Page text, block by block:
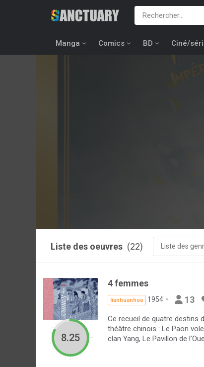
Manga Comics BD Ciné/
Liste des oeuvres (22) Liste des
8.25
4 femmes
lianhuanhua 1954 13
Ce recueil de quatre destins
théâtre chinois : Le Paon
clan Yang, Le Pavillon de